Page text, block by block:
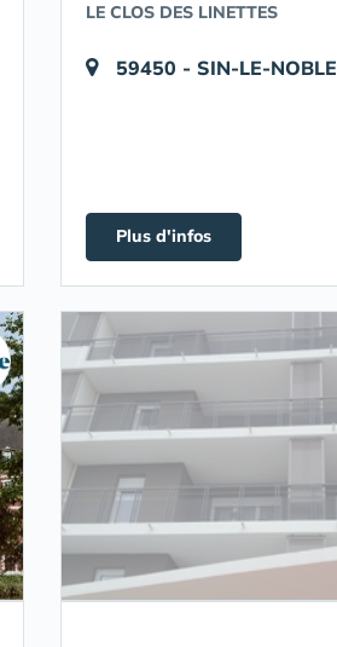
LE CLOS DES LINETTES
59450 - SIN-LE-NOBLE
Plus d'infos